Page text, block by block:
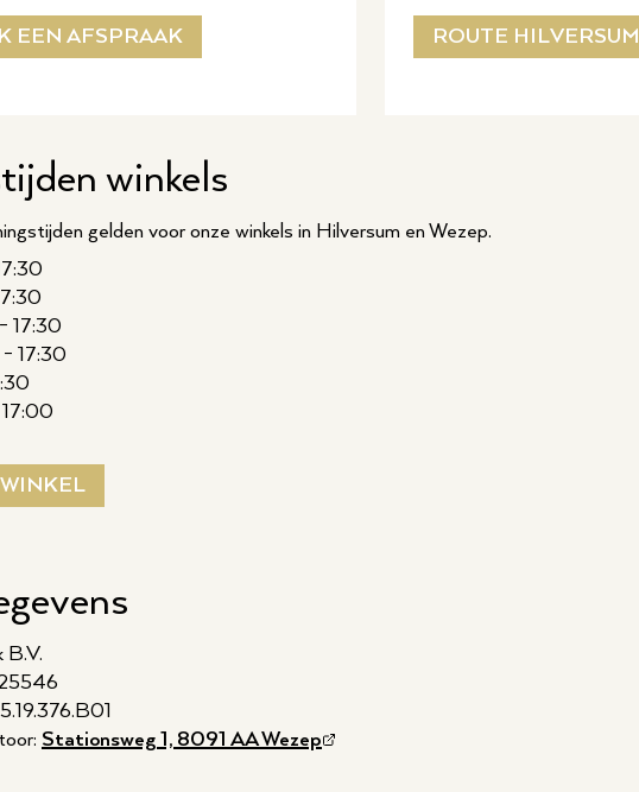
EEN AFSPRAAK ROUTE HILVERSUM
winkels
gelden voor onze winkels in Hilversum en Wezep.
17:30
17:30
B.V.
Stationsweg 1, 8091 AA Wezep